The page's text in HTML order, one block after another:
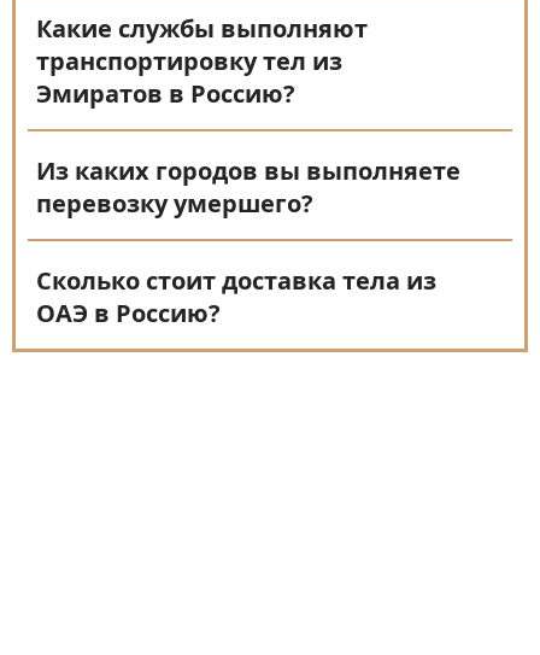
Какие службы выполняют
транспортировку тел из
Эмиратов в Россию?
Из каких городов вы выполняете
перевозку умершего?
Сколько стоит доставка тела из
ОАЭ в Россию?